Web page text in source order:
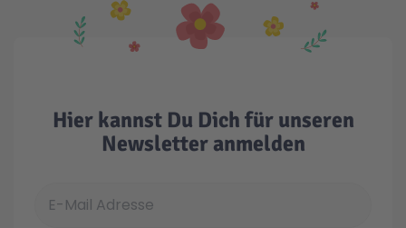
Hier kannst Du Dich für unseren
Newsletter anmelden